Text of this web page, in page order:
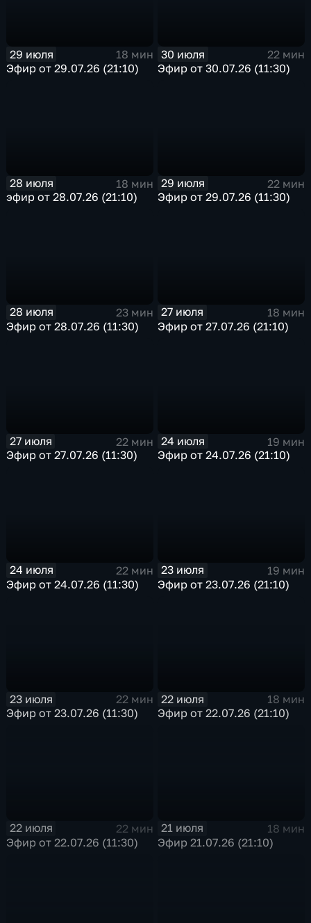
29 июля
18 мин
Эфир от 29.07.26 (21:10)
30 июля
22 мин
Эфир от 30.07.26 (11:30)
28 июля
18 мин
эфир от 28.07.26 (21:10)
29 июля
22 мин
Эфир от 29.07.26 (11:30)
28 июля
23 мин
Эфир от 28.07.26 (11:30)
27 июля
18 мин
Эфир от 27.07.26 (21:10)
27 июля
22 мин
Эфир от 27.07.26 (11:30)
24 июля
19 мин
Эфир от 24.07.26 (21:10)
24 июля
22 мин
Эфир от 24.07.26 (11:30)
23 июля
19 мин
Эфир от 23.07.26 (21:10)
23 июля
22 мин
Эфир от 23.07.26 (11:30)
22 июля
18 мин
Эфир от 22.07.26 (21:10)
22 июля
22 мин
Эфир от 22.07.26 (11:30)
21 июля
18 мин
Эфир 21.07.26 (21:10)